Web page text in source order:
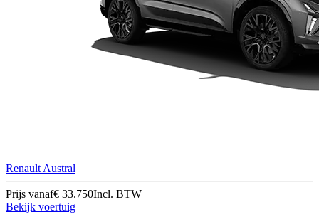
Renault Austral
Prijs vanaf€ 33.750Incl. BTW
Bekijk voertuig